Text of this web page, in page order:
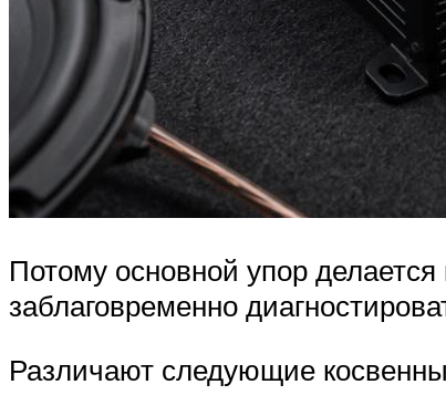
Потому основной упор
заблаговременно
Различают следующие